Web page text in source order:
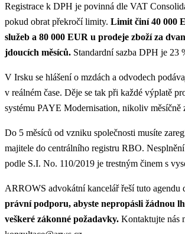
Registrace k DPH je povinná dle VAT
pokud obrat překročí limity. Limit činí 40 000
služeb a 80 000 EUR u prodeje zboží za
jdoucích měsíců. Standardní sazba DPH je 23
V Irsku se hlášení o mzdách a odvodech
v reálném čase. Děje se tak při každé výplatě
systému PAYE Modernisation, nikoliv měsíčně
Do 5 měsíců od vzniku společnosti musíte
majitele do centrálního registru RBO.
podle S.I. No. 110/2019 je trestným činem s
ARROWS advokátní kancelář řeší tuto agendu
právní podporu, abyste nepropásli žádnou
veškeré zákonné požadavky. Kontaktujte nás